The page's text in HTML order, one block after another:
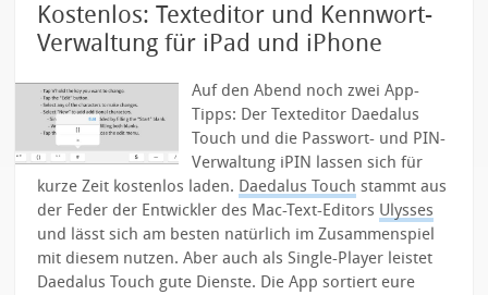
Kostenlos: Texteditor und Kennwort-
Verwaltung für iPad und iPhone
Auf den Abend noch zwei App-
Tipps: Der Texteditor Daedalus
Touch und die Passwort- und PIN-
Verwaltung iPIN lassen sich für
kurze Zeit kostenlos laden. Daedalus Touch stammt aus
der Feder der Entwickler des Mac-Text-Editors Ulysses
und lässt sich am besten natürlich im Zusammenspiel
mit diesem nutzen. Aber auch als Single-Player leistet
Daedalus Touch gute Dienste. Die App sortiert eure